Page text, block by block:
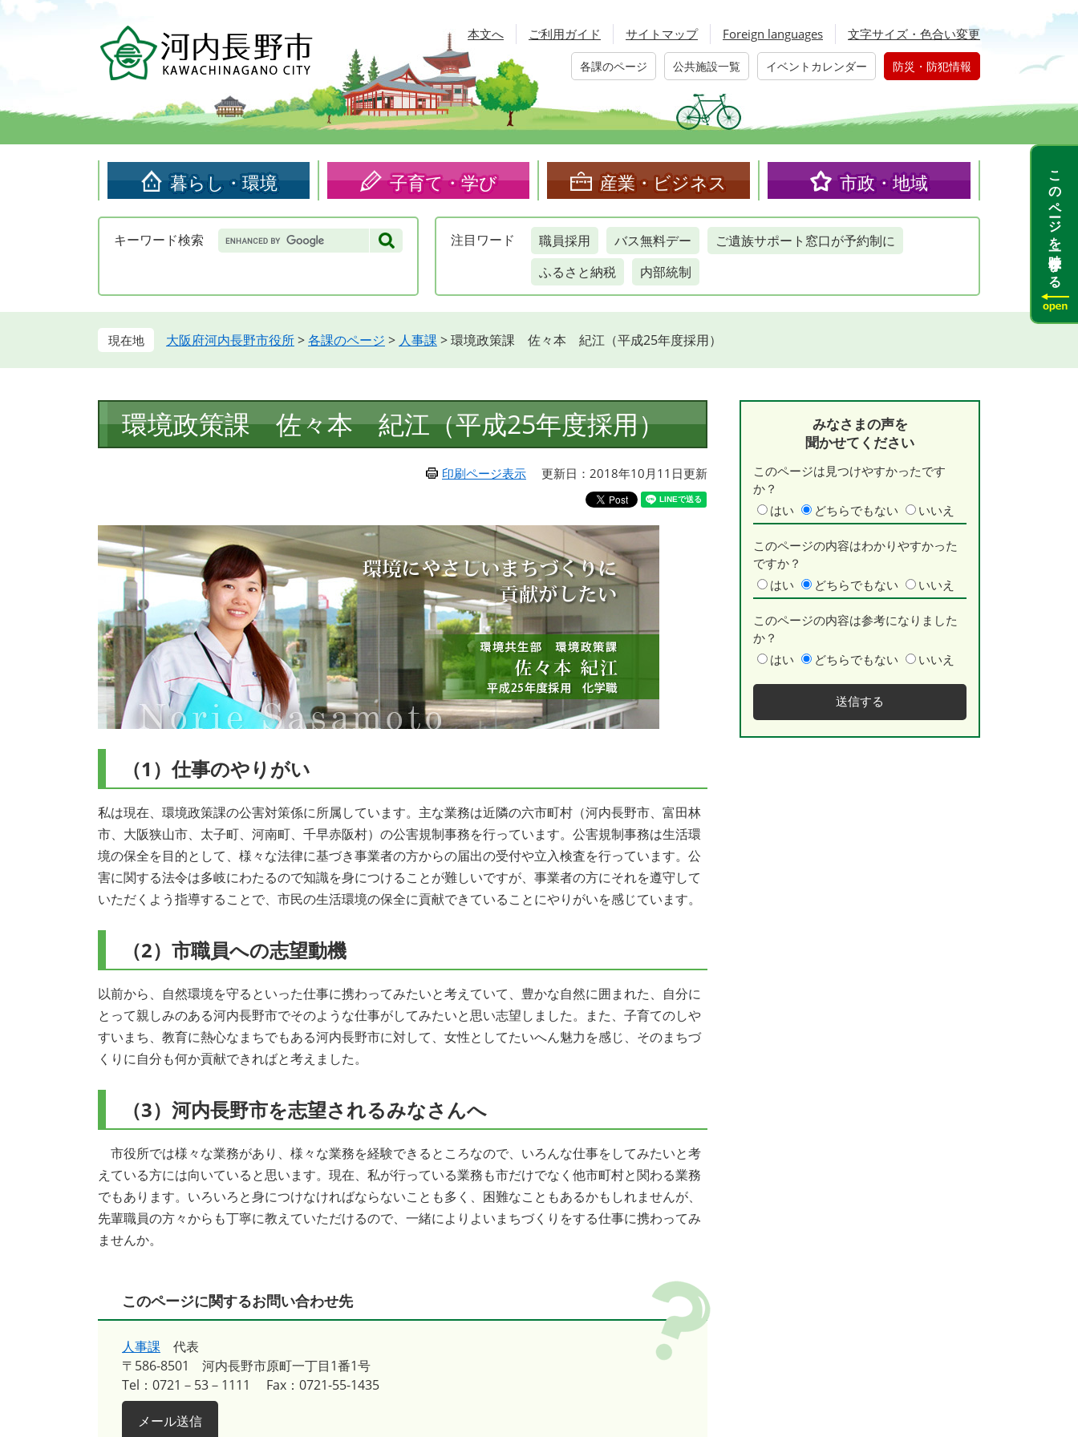
頭
す。
飛
し
本文へ ご利用ガイド サイトマップ Foreign languages 文字サイズ・色合い変更
各課のページ 公共施設一覧 イベントカレンダー 防災・防犯情報
暮らし・環境 子育て・学び 産業・ビジネス 市政・地域
キーワード検索 Google
カ
検
注目 ワード 職員採用 バス無料デー
ご遺族サポート窓口が予約制に
ふるさと納税
内部統制
大阪府河内長野市役所>各課のページ > 人事課 >環境政策課 佐々本 紀江（平成25年度採用）
文
環境政策課 佐々本 紀江（平成25年度採用）
印刷ページ表示 更新日：2018年10月11日更新
（1）仕事のやりがい
私は現在、環境政策課の公害対策係に所属しています。主な業務は近隣の六市町村（河内長野市、富田林
市、大阪狭山市、太子町、河南町、千早赤阪村）の公害規制事務を行っています。公害規制事務は生活環
境の保全を目的として、様々な法律に基づき事業者の方からの届出の受付や立入検査を行っています。公
害に関する法令は多岐にわたるので知識を身につけることが難しいですが、事業者の方にそれを遵守して
いただくよう指導することで、市民の生活環境の保全に貢献できていることにやりがいを感じています。
（2）市職員への志望動機
以前から、自然環境を守るといった仕事に携わってみたいと考えていて、豊かな自然に囲まれた、自分に
とって親しみのある河内長野市でそのような仕事がしてみたいと思い志望しました。また、子育てのしや
すいまち、教育に熱心なまちでもある河内長野市に対して、女性としてたいへん魅力を感じ、そのまちづ
くりに自分も何か貢献できればと考えました。
（3）河内長野市を志望されるみなさんへ
市役所では様々な業務があり、様々な業務を経験できるところなので、いろんな仕事をしてみたいと考
えている方には向いていると思います。現在、私が行っている業務も市だけでなく他市町村と関わる業務
でもあります。いろいろと身につけなければならないことも多く、困難なこともあるかもしれませんが、
先輩職員の方々からも丁寧に教えていただけるので、一緒によりよいまちづくりをする仕事に携わってみ
ませんか。
このページに関するお問い合わせ先
人事課
代表
〒586-8501
河内長野市原町一丁目1番1号
Tel：0721－53－1111
Fax：0721-55-1435
メール送信
みなさまの声を
聞かせてください
このページは見つけやすかったです
か？
はい
どちらでもない いいえ
このページの内容はわかりやすかった
ですか？
はい
どちらでもない いいえ
このページの内容は参考になりました
か？
はい
どちらでもない いいえ
このページを一時保存する